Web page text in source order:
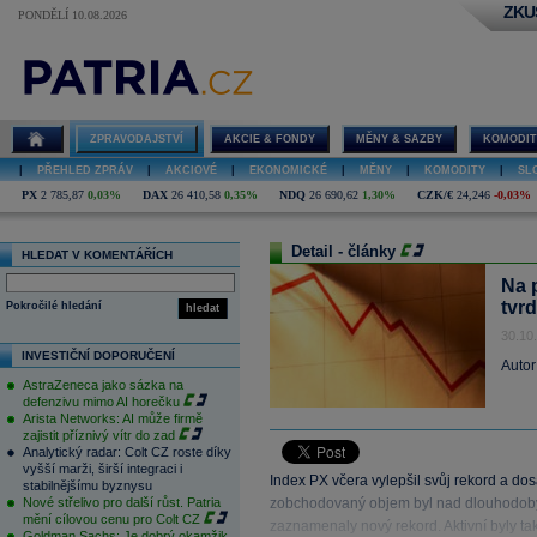
PONDĚLÍ 10.08.2026
ZPRAVODAJSTVÍ AKCIE & FONDY MĚNY & SAZBY
PŘEHLED ZPRÁV AKCIOVÉ EKONOMICKÉ MĚNY KOMODITY
PX 2 785,87 0,03% DAX 26 410,58 0,35% NDQ 26 690,62 1,30% CZK/€ 24,246 -0,03%
HLEDAT V KOMENTÁŘÍCH
hledat
Pokročilé hledání
INVESTIČNÍ DOPORUČENÍ
AstraZeneca jako sázka na
defenzivu mimo AI horečku
Arista Networks: AI může firmě
zajistit příznivý vítr do zad
Analytický radar: Colt CZ roste díky
vyšší marži, širší integraci i
stabilnějšímu byznysu
Nové střelivo pro další růst. Patria
mění cílovou cenu pro Colt CZ
Detail - články
Na
Index PX včera vylepšil svůj rekord a
zobchodovaný objem byl nad
zaznamenaly nový rekord. Aktivní byly